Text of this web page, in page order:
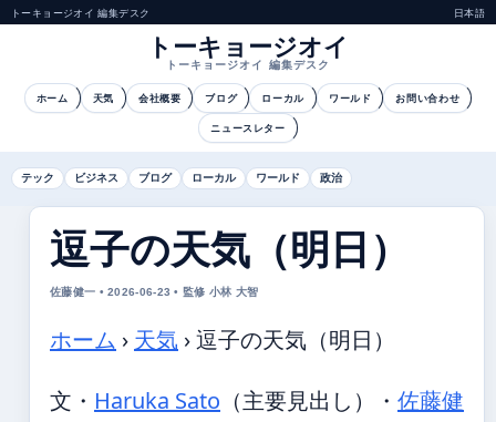
トーキョージオイ 編集デスク 日本語
トーキョージオイ
トーキョージオイ 編集デスク
ホーム 天気 会社概要 ブログ ローカル ワールド お問い合わせ
ニュースレター
テック ビジネス ブログ ローカル ワールド 政治
逗子の天気（明日）
佐藤健一 • 2026-06-23 • 監修 小林 大智
ホーム › 天気 ›逗子の天気（明日）
文・ Haruka Sato （主要見出し） ・ 佐藤健